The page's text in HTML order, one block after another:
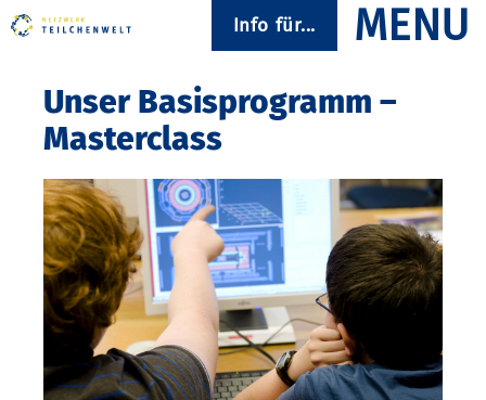
Info für...
Unser Basisprogramm –
Masterclass